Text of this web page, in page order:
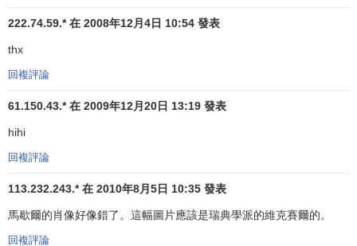
222.74.59.* 在 2008年12月4日 10:54 發表
thx
回複評論
61.150.43.* 在 2009年12月20日 13:19 發表
hihi
回複評論
113.232.243.* 在 2010年8月5日 10:35 發表
馬歇爾的肖像好像錯了。這幅圖片應該是瑞典學派的維克賽爾的。
回複評論